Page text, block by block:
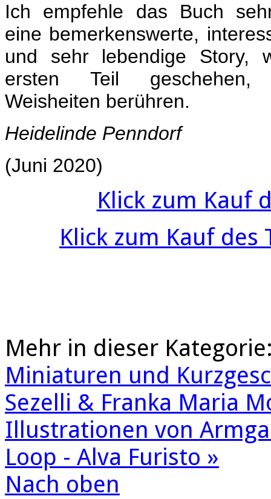
Ich empfehle das Buch
eine bemerkenswerte,
und sehr lebendige Story,
ersten Teil geschehen,
Weisheiten berühren.
Heidelinde Penndorf
(Juni 2020)
Klick zum Kauf
Klick zum Kauf des
Mehr in dieser
Miniaturen und
Sezelli & Franka Maria
Illustrationen von
Loop - Alva Furisto »
Nach oben